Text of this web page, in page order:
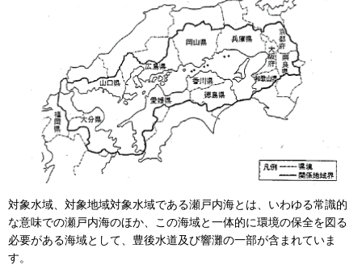
対象水域、対象地域対象水域である瀬戸内海とは、いわゆる常識的
な意味での瀬戸内海のほか、この海域と一体的に環境の保全を図る
必要がある海域として、豊後水道及び響灘の一部が含まれていま
す。